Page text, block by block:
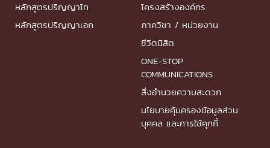
หลักสูตรปริญญาโท
หลักสูตรปริญญาเอก
โครงสร้างองค์กร
ภาควิชา / หน่วยงาน
ชีวิตนิสิต
ONE-STOP
COMMUNICATIONS
สิ่งอำนวยความสะดวก
นโยบายคุ้มครองข้อมูลส่วน
บุคคล และการใช้คุกกี้